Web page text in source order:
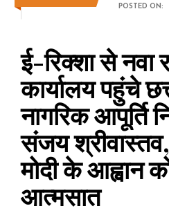
POSTED ON:
ई-रिक्शा से नवा
कार्यालय पहुंचे
नागरिक आपूर्ति
संजय
मोदी के आह्वान
आत्मसात